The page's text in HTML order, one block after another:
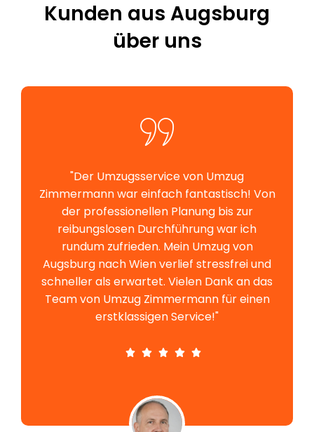
Kunden aus Augsburg
über uns
"Der Umzugsservice von Umzug
Zimmermann war einfach fantastisch! Von
der professionellen Planung bis zur
reibungslosen Durchführung war ich
rundum zufrieden. Mein Umzug von
Augsburg nach Wien verlief stressfrei und
schneller als erwartet. Vielen Dank an das
Team von Umzug Zimmermann für einen
erstklassigen Service!"